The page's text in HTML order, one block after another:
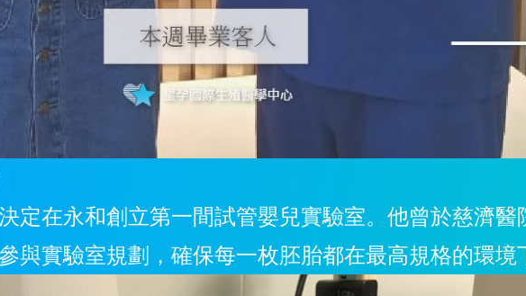
定在永和創立第一間試管嬰兒實驗室。他曾於慈濟醫
與實驗室規劃，確保每一枚胚胎都在最高規格的環境